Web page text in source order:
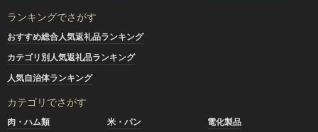
ランキングでさがす
おすすめ総合人気返礼品ランキング
カテゴリ別人気返礼品ランキング
人気自治体ランキング
カテゴリでさがす
肉・ハム類 米・パン
電化製品